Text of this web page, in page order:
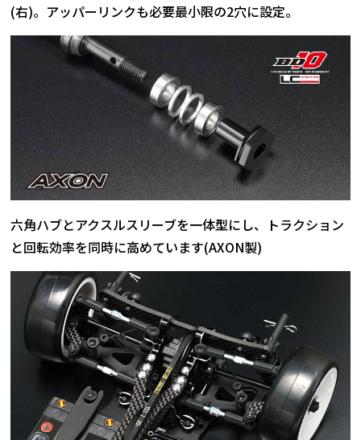
(右)。アッパーリンクも必要最小限の2穴に設定。
六角ハブとアクスルスリーブを一体型にし、トラクション
と回転効率を同時に高めています(AXON製)